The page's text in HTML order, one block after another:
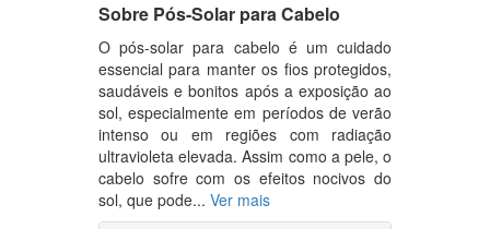
Sobre Pós-Solar para Cabelo
O pós-solar para cabelo é um cuidado
essencial para manter os fios protegidos,
saudáveis e bonitos após a exposição ao
sol, especialmente em períodos de verão
intenso ou em regiões com radiação
ultravioleta elevada. Assim como a pele, o
cabelo sofre com os efeitos nocivos do
sol, que pode... Ver mais